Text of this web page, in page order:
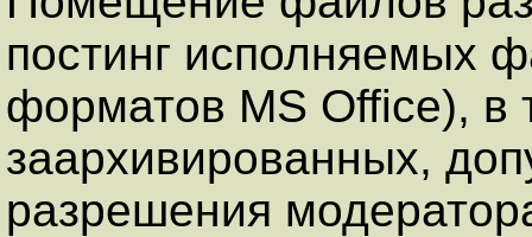
постинг исполняемых
форматов MS Office), в
заархивированных,
разрешения